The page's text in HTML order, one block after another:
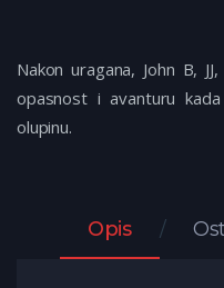
Nakon uragana, John B,
opasnost i avanturu
olupinu.
Opis